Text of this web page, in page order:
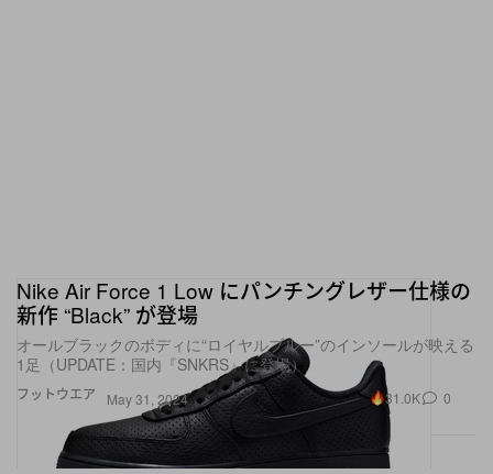
フットウエア
Nike Air Force 1 Low にパンチングレザー仕様の
新作 “Black” が登場
オールブラックのボディに“ロイヤルブルー”のインソールが映える
1足（UPDATE：国内『SNKRS』に登場）
May 31, 2024 31.0K 0